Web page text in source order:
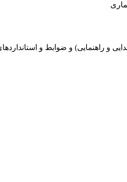
و راهنمایی) و ضوابط و